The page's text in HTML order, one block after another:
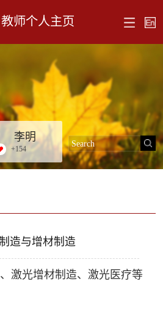
教师个人主页
李明
+154
造与增材制造
激光增材制造、激光医疗等